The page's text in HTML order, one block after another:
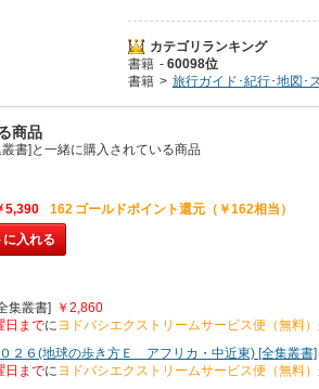
カテゴリランキング
書籍
60098位
書籍
旅行ガイド･紀行･地図･
商品
書]と一緒に購入されている商品
5,390 162 ゴールドポイント還元（￥162相当）
入れる
集叢書] ￥2,860
日までにヨドバシエクストリームサービス便（無料）
６(地球の歩き方Ｅ アフリカ・中近東) [全集叢書]
日までにヨドバシエクストリームサービス便（無料）